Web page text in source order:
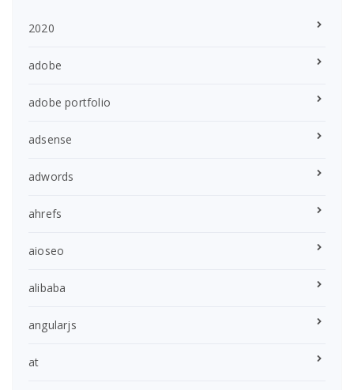
2020
adobe
adobe portfolio
adsense
adwords
ahrefs
aioseo
alibaba
angularjs
at